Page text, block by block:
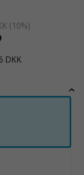
(10%)
DKK